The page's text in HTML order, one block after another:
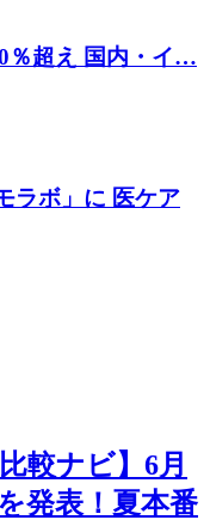
％超え 国内・イ…
ラボ」に 医ケア
較ナビ】6月
発表！夏本番